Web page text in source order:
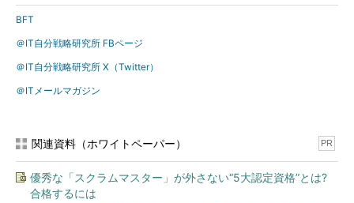
BFT
＠IT自分戦略研究所 FBページ
＠IT自分戦略研究所 X（Twitter）
＠ITメールマガジン
関連資料（ホワイトペーパー） PR
優秀な「スクラムマスター」が外さない“5大認定資格”とは?
合格するには